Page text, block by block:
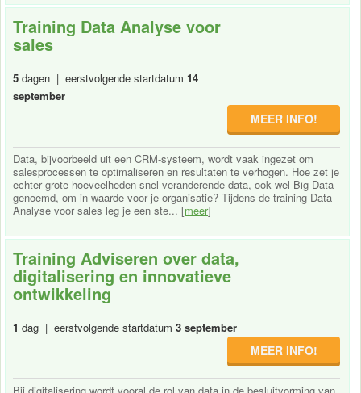
Training Data Analyse voor
sales
5 dagen | eerstvolgende startdatum 14
september
MEER INFO!
Data, bijvoorbeeld uit een CRM-systeem, wordt vaak ingezet om
salesprocessen te optimaliseren en resultaten te verhogen. Hoe zet je
echter grote hoeveelheden snel veranderende data, ook wel Big Data
genoemd, om in waarde voor je organisatie? Tijdens de training Data
Analyse voor sales leg je een ste... [meer]
Training Adviseren over data,
digitalisering en innovatieve
ontwikkeling
1 dag | eerstvolgende startdatum 3 september
MEER INFO!
Bij digitalisering wordt vooral de rol van data in de besluitvorming van